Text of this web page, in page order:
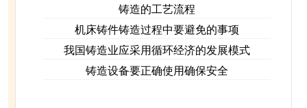
铸造的工艺流程
机床铸件铸造过程中要避免的事项
我国铸造业应采用循环经济的发展模式
铸造设备要正确使用确保安全